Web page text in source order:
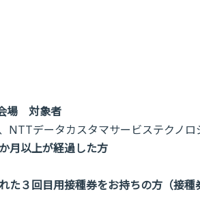
場 対象者
NTTデータカスタマサービステクノ
月以上が経過した方
た３回目用接種券をお持ちの方（接